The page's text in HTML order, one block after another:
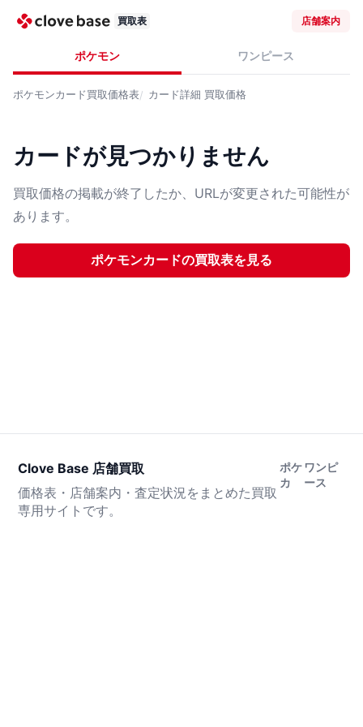
買取表 店舗案内
ポケモン ワンピース
ポケモンカード買取価格表 カード詳細 買取価格
カードが見つかりません
買取価格の掲載が終了したか、URLが変更された可能性が
あります。
ポケモンカードの買取表を見る
Clove Base 店舗買取
価格表・店舗案内・査定状況をまとめた買取
専用サイトです。
ポケ
カ
ワンピ
ース